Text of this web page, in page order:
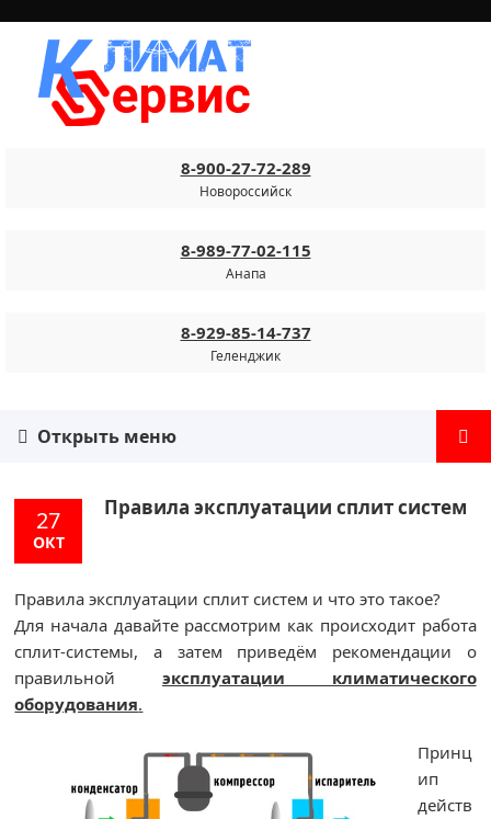
8-900-27-72-289
Новороссийск
8-989-77-02-115
Анапа
8-929-85-14-737
Геленджик
Открыть меню
27
ОКТ
Правила эксплуатации сплит систем
Правила эксплуатации сплит систем и что это такое?
Для начала давайте рассмотрим как происходит работа
сплит-системы, а затем приведём рекомендации о
правильной эксплуатации климатического
оборудования.
Принц
ип
действ